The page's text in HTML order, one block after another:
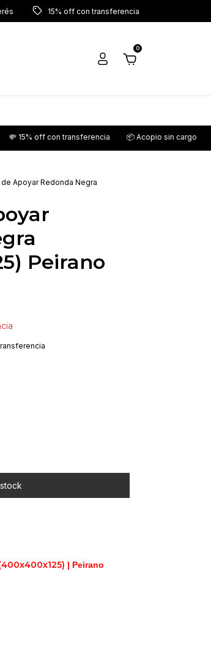
15% off con transferencia
0
con transferencia 📦 Acopio sin cargo 💳 6
de Apoyar Redonda Negra
Peirano
| Peirano